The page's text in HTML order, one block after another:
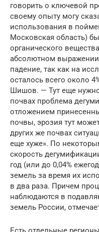
говорить о ключевой
своему опыту могу
использования в
Московская область)
органического
абсолютном
падение, так как на
осталось всего около
Шишов. — Тут еще
почвах проблема
отложением
почвы, эрозия тут
других же почвах
еще хуже». По
скорость
год (или до 0,04%
земель за время их
в два раза. Причем
наблюдаются в
земель России,